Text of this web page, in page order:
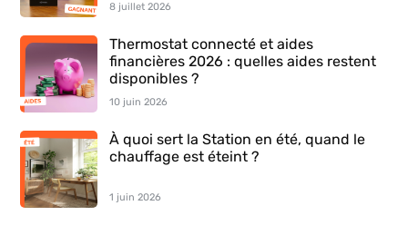
8 juillet 2026
Thermostat connecté et aides
financières 2026 : quelles aides restent
disponibles ?
10 juin 2026
À quoi sert la Station en été, quand le
chauffage est éteint ?
1 juin 2026